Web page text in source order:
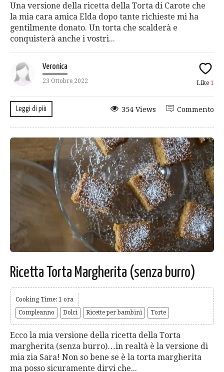
Una versione della ricetta della Torta di Carote che
la mia cara amica Elda dopo tante richieste mi ha
gentilmente donato. Un torta che scalderà e
conquisterà anche i vostri...
Veronica
23 Ottobre 2022 Like 1
Leggi di più Commento
354 Views
Ricetta Torta Margherita (senza burro)
Cooking Time: 1 ora
Compleanno
Dolci Ricette per bambini Torte
Ecco la mia versione della ricetta della Torta
margherita (senza burro)…in realtà è la versione di
mia zia Sara! Non so bene se è la torta margherita
ma posso sicuramente dirvi che...